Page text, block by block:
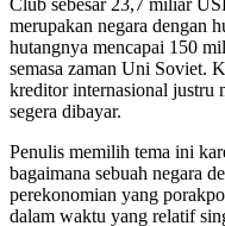
merupakan negara dengan
hutangnya mencapai 150
semasa zaman Uni Soviet.
kreditor internasional justru
segera dibayar.
Penulis memilih tema ini
bagaimana sebuah negara
perekonomian yang
dalam waktu yang relatif